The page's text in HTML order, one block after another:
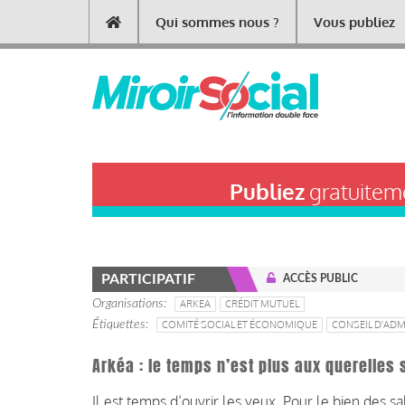
contenu
Main
navigation
Qui sommes nous ? Vous publiez
Publiez
PARTICIPATIF ACCÈS PUBLIC
Organisations ARKEA
CRÉDIT MUTUEL
Étiquettes
COMITÉ SOCIAL ET ÉCONOMIQUE CONSEIL
Arkéa : le temps n’est plus aux querelles
Il est temps d’ouvrir les yeux. Pour le bien des